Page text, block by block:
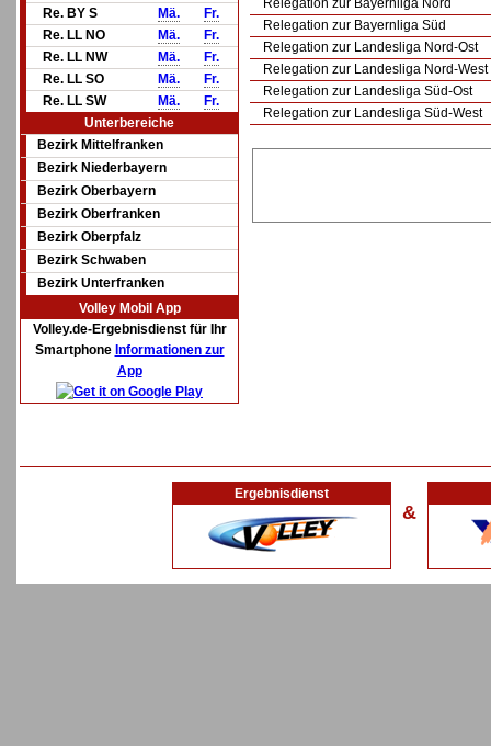
Re. BY S
Mä.
Fr.
Re. LL NO
Mä.
Fr.
Re. LL NW
Mä.
Fr.
Re. LL SO
Mä.
Fr.
Re. LL SW
Mä.
Fr.
Unterbereiche
Bezirk Mittelfranken
Bezirk Niederbayern
Bezirk Oberbayern
Bezirk Oberfranken
Bezirk Oberpfalz
Bezirk Schwaben
Bezirk Unterfranken
Volley Mobil App
Volley.de-Ergebnisdienst für Ihr
Smartphone Informationen zur
App
Relegation zur Bayernliga Nord
Relegation zur Bayernliga Süd
Relegation zur Landesliga Nord-Ost
Relegation zur Landesliga Nord-West
Relegation zur Landesliga Süd-Ost
Relegation zur Landesliga Süd-West
Ergebnisdienst
&